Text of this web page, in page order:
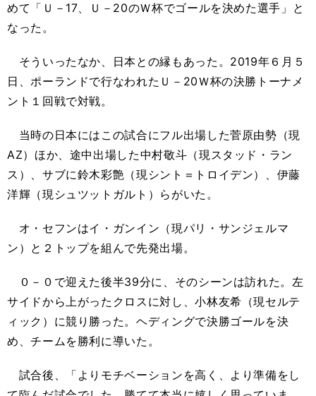
めて「Ｕ－17、Ｕ－20のＷ杯でゴールを決めた選手」と
なった。
そういったなか、日本との縁もあった。2019年６月５
日、ポーランドで行なわれたＵ－20Ｗ杯の決勝トーナメ
ント１回戦で対戦。
当時の日本にはこの試合にフル出場した菅原由勢（現
AZ）ほか、途中出場した中村敬斗（現スタッド・ラン
ス）、サブに鈴木彩艶（現シント＝トロイデン）、伊藤
洋輝（現シュツットガルト）らがいた。
オ・セフンはイ・ガンイン（現パリ・サンジェルマ
ン）と２トップを組んで先発出場。
０－０で迎えた後半39分に、そのシーンは訪れた。左
サイドから上がったクロスに対し、小林友希（現セルテ
ィック）に競り勝った。ヘディングで決勝ゴールを決
め、チームを勝利に導いた。
試合後、「よりモチベーションを高く、より準備をし